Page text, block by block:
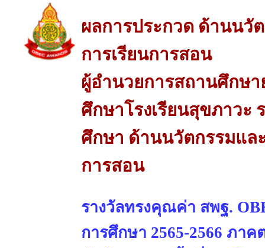
ผลการประกวด ด้านนวั
การเรียนการสอน
ผู้อำนวยการสถานศึกษา
ศึกษาโรงเรียนสุขภาวะ
ศึกษา ด้านนวัตกรรมแล
การสอน
รางวัลทรงคุณค่า สพฐ.
การศึกษา 2565-2566 ภาค